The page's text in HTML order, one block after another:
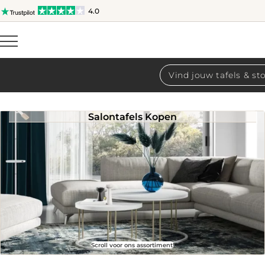
4.0
Producten
zoeken
Salontafels Kopen
Scroll voor ons assortiment!